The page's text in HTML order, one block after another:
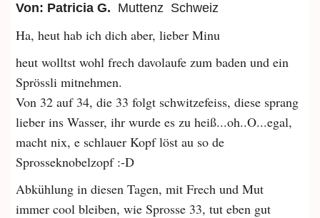
Von: Patricia G. Muttenz Schweiz
Ha, heut hab ich dich aber, lieber Minu
heut wolltst wohl frech davolaufe zum baden und ein
Sprössli mitnehmen.
Von 32 auf 34, die 33 folgt schwitzefeiss, diese sprang
lieber ins Wasser, ihr wurde es zu heiß...oh..O...egal,
macht nix, e schlauer Kopf löst au so de
Sprosseknobelzopf :-D
Abkühlung in diesen Tagen, mit Frech und Mut
immer cool bleiben, wie Sprosse 33, tut eben gut